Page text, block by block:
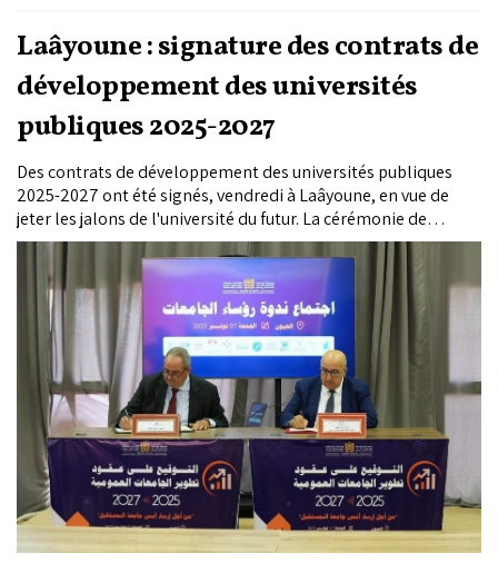
Laâyoune : signature des contrats de
développement des universités
publiques 2025-2027
Des contrats de développement des universités publiques
2025-2027 ont été signés, vendredi à Laâyoune, en vue de
jeter les jalons de l'université du futur. La cérémonie de
signature de ces contrats a été présidée par le ministre de
l'Enseignement supérieur, de la recherche scientifique et de
l’innovation, Azeddine El Midaoui, en présence des
présidents des universités publiques et des présidents des
établissements universitaires, ainsi que des directeurs de
l’administration centrale.